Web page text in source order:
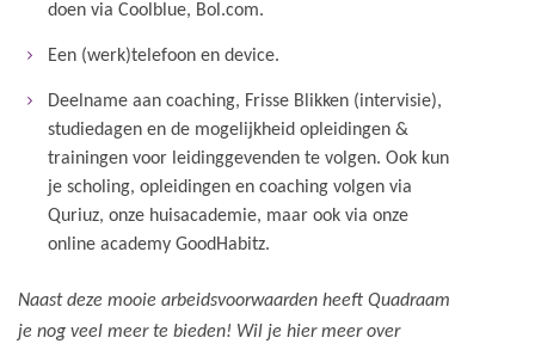
doen via Coolblue, Bol.com.
Een (werk)telefoon en device.
Deelname aan coaching, Frisse Blikken (intervisie),
studiedagen en de mogelijkheid opleidingen &
trainingen voor leidinggevenden te volgen. Ook kun
je scholing, opleidingen en coaching volgen via
Quriuz, onze huisacademie, maar ook via onze
online academy GoodHabitz.
Naast deze mooie arbeidsvoorwaarden heeft Quadraam
je nog veel meer te bieden! Wil je hier meer over